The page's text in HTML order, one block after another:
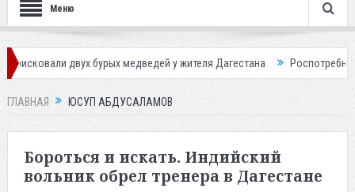
Меню
двух бурых медведей у жителя Дагестана Роспотребнадзор
ГЛАВНАЯ ЮСУП АБДУСАЛАМОВ
Бороться и искать. Индийский
вольник обрел тренера в Дагестане